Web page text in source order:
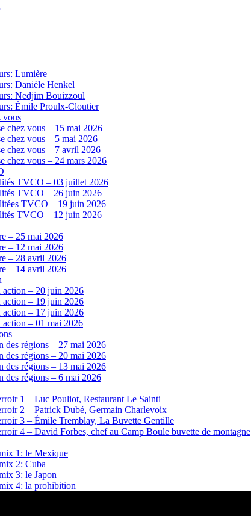
Lumière
Danièle Henkel
Nedjim Bouizzoul
Émile Proulx-Cloutier
vous
chez vous – 15 mai 2026
chez vous – 5 mai 2026
chez vous – 7 avril 2026
chez vous – 24 mars 2026
TVCO – 03 juillet 2026
TVCO – 26 juin 2026
TVCO – 19 juin 2026
TVCO – 12 juin 2026
– 25 mai 2026
– 12 mai 2026
– 28 avril 2026
– 14 avril 2026
action – 20 juin 2026
action – 19 juin 2026
action – 17 juin 2026
action – 01 mai 2026
des régions – 27 mai 2026
des régions – 20 mai 2026
des régions – 13 mai 2026
des régions – 6 mai 2026
1 – Luc Pouliot, Restaurant Le Sainti
2 – Patrick Dubé, Germain Charlevoix
3 – Émile Tremblay, La Buvette Gentille
4 – David Forbes, chef au Camp Boule buvette de montagne
1: le Mexique
2: Cuba
3: le Japon
4: la prohibition